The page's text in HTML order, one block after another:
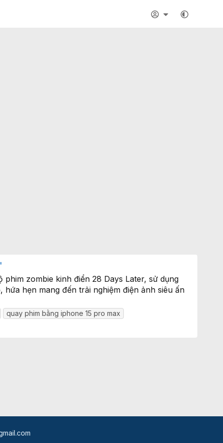
zombie kinh điển 28 Days Later, sử dụng
hẹn mang đến trải nghiệm điện ảnh siêu ấn
quay phim bằng iphone 15 pro max